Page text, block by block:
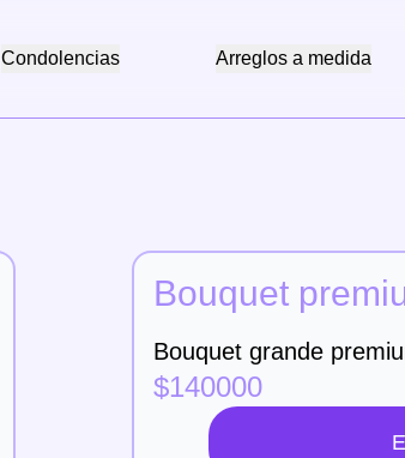
Condolencias Arreglos a medida
Bouquet
Bouquet grande
$140000